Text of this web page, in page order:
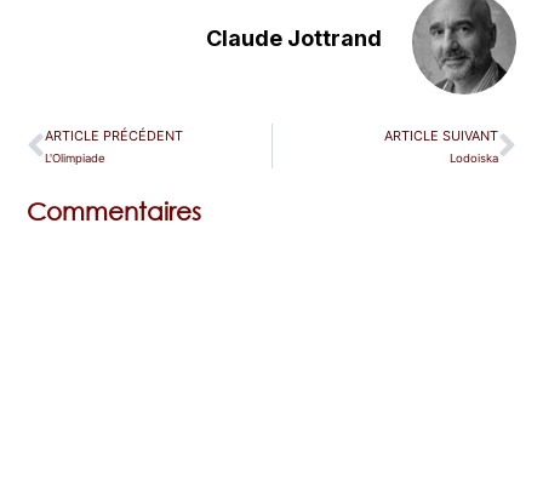
Claude Jottrand
ARTICLE PRÉCÉDENT
L'Olimpiade
ARTICLE SUIVANT
Lodoiska
Commentaires